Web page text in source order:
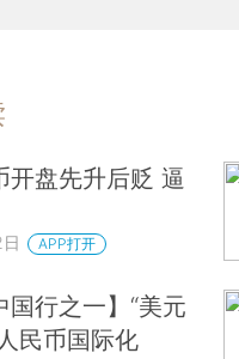
开盘先升后贬 逼
APP打开
国行之一】“美元
民币国际化